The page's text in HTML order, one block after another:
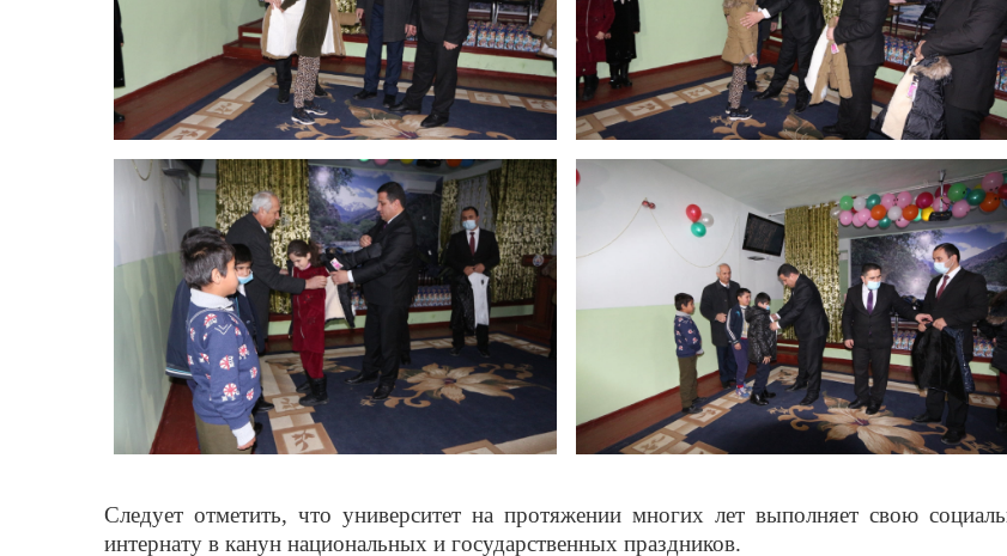
Следует отметить, что университет на протяжении многих лет выполняет свою
интернату в канун национальных и государственных праздников.